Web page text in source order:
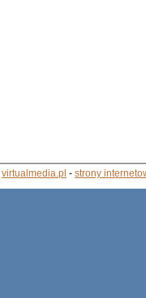
virtualmedia.pl - strony